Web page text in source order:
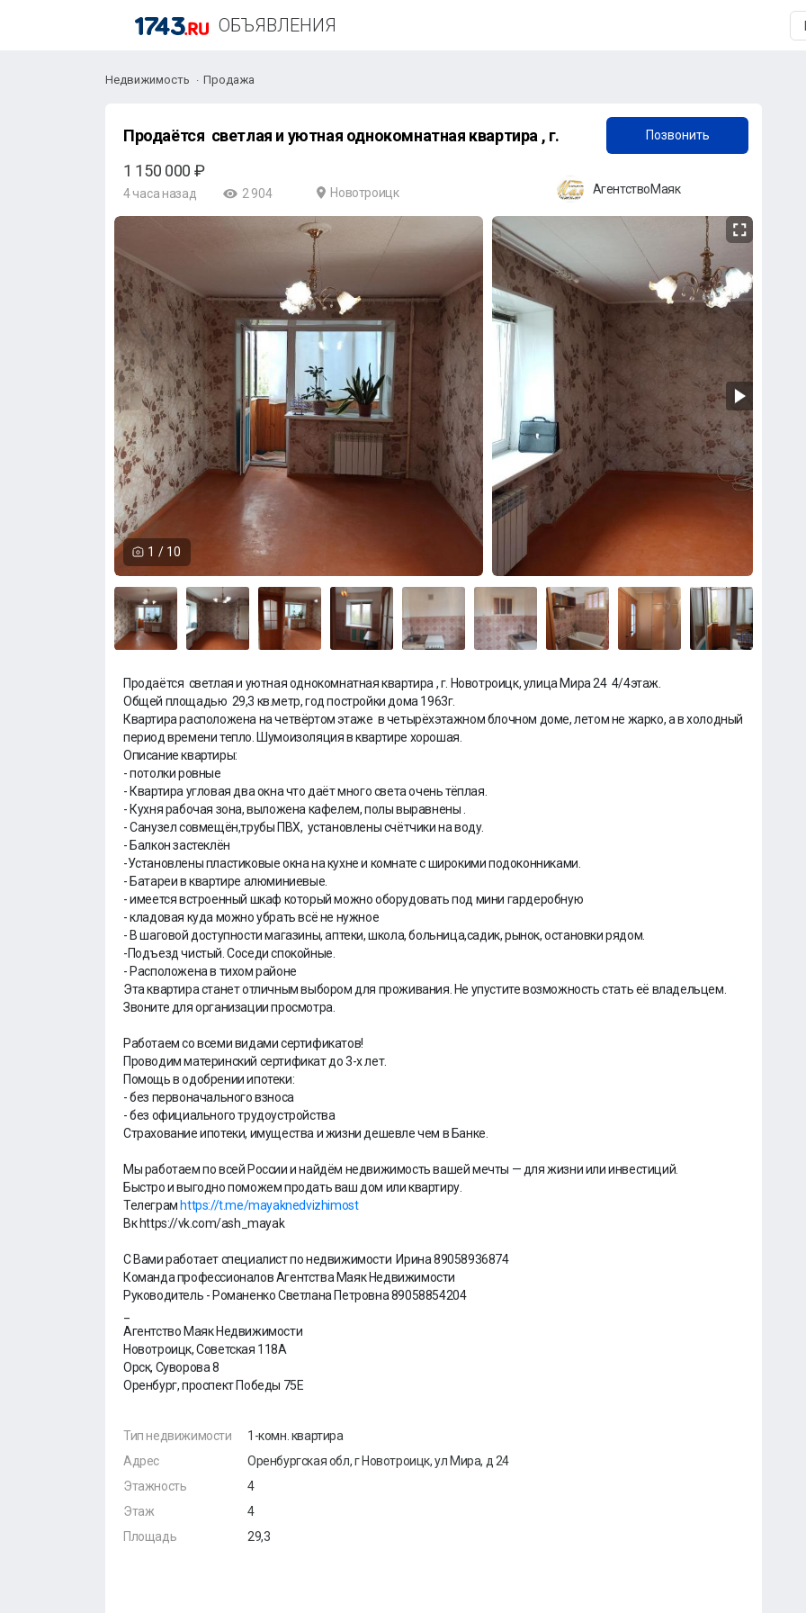
ОБЪЯВЛЕНИЯ
+7 (958) 838-38-73
Недвижимость Продажа
1 / 10
Продаётся светлая и уютная однокомнатная квартира , г. Позвонить
1 150 000 ₽
4 часа назад 2 904 Новотроицк АгентствоМаяк
Продаётся светлая и уютная однокомнатная квартира , г. Новотроицк, улица Мира 24 4/4этаж.
Общей площадью 29,3 кв.метр, год постройки дома 1963г.
Квартира расположена на четвёртом этаже в четырёхэтажном блочном доме, летом не жарко, а в холодный
период времени тепло. Шумоизоляция в квартире хорошая.
Описание квартиры:
- потолки ровные
- Квартира угловая два окна что даёт много света очень тёплая.
- Кухня рабочая зона, выложена кафелем, полы выравнены .
- Санузел совмещён,трубы ПВХ, установлены счётчики на воду.
- Балкон застеклён
-Установлены пластиковые окна на кухне и комнате с широкими подоконниками.
- Батареи в квартире алюминиевые.
- имеется встроенный шкаф который можно оборудовать под мини гардеробную
- кладовая куда можно убрать всё не нужное
- В шаговой доступности магазины, аптеки, школа, больница,садик, рынок, остановки рядом.
-Подъезд чистый. Соседи спокойные.
- Расположена в тихом районе
Эта квартира станет отличным выбором для проживания. Не упустите возможность стать её владельцем.
Звоните для организации просмотра.
Работаем со всеми видами сертификатов!
Проводим материнский сертификат до 3-х лет.
Помощь в одобрении ипотеки:
- без первоначального взноса
- без официального трудоустройства
Страхование ипотеки, имущества и жизни дешевле чем в Банке.
Мы работаем по всей России и найдём недвижимость вашей мечты — для жизни или инвестиций.
Быстро и выгодно поможем продать ваш дом или квартиру.
Телеграм https://t.me/mayaknedvizhimost
Вк https://vk.com/ash_mayak
С Вами работает специалист по недвижимости Ирина 89058936874
Команда профессионалов Агентства Маяк Недвижимости
Руководитель - Романенко Светлана Петровна 89058854204
Агентство Маяк Недвижимости
Новотроицк, Советская 118А
Орск, Суворова 8
Оренбург, проспект Победы 75Е
Тип недвижимости
Адрес
Этажность
Этаж
Площадь
1-комн. квартира
Оренбургская обл, г Новотроицк, ул Мира, д 24
4
4
29,3